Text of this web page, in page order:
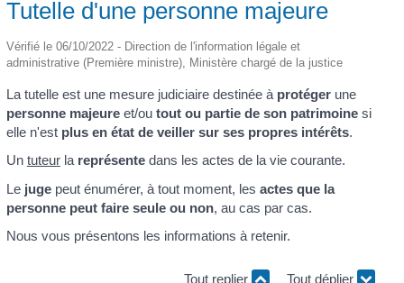
Tutelle d'une personne majeure
Vérifié le 06/10/2022 - Direction de l'information légale et
administrative (Première ministre), Ministère chargé de la justice
La tutelle est une mesure judiciaire destinée à protégerune
personne majeureet/ou tout ou partie de son patrimoinesi
elle n'est plus en état de veiller sur ses propres intérêts.
Un tuteurla représentedans les actes de la vie courante.
Le jugepeut énumérer, à tout moment, les actes que la
personne peut faire seule ou non, au cas par cas.
Nous vous présentons les informations à retenir.
Tout replier Tout déplier